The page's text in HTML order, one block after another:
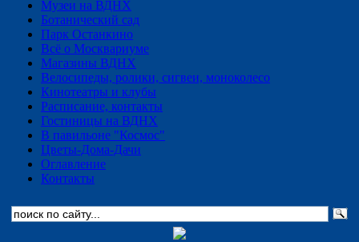
Музеи на ВДНХ
Ботанический сад
Парк Останкино
Всё о Москвариуме
Магазины ВДНХ
Велосипеды, ролики, сигвеи, моноколесо
Кинотеатры и клубы
Расписание, контакты
Гостиницы на ВДНХ
В павильоне "Космос"
Цветы-Дома-Дачи
Оглавление
Контакты